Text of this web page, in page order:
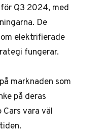
Q3 2024, med
De
elektrifierade
fungerar.
marknaden som
på deras
vara väl